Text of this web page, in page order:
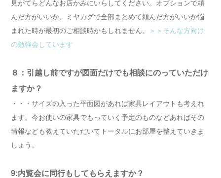
見がてらどんなお店かみにいらしてください。オプションで頼
んだ方がいいか、ミヤカグで全部まとめて頼んだ方がいいか悩
まれた時が最初のご相談時かもしれません。
＞＞そんな方向け
の勉強会しています
８：引越し前ですが図面だけでも相談にのっていただけ
ますか？
・・・サイズの入った平面図があれば家具レイアウトも考えれ
ます。今お使いの家具でもっていく予定のものなどあればその
情報なども教えていただいてトータルにお部屋を整えていきま
しょう。
9:内覧会に同行もしてもらえますか？